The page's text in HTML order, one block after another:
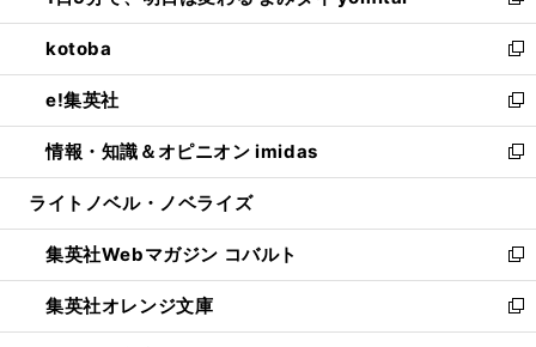
開
く
ウ
で
開
く
ン
ド
ウ
で
開
く
ウ
ィ
ン
ド
ウ
で
開
し
い
ウ
ィ
ン
ド
ウ
開
く
kotoba
新
し
い
ウ
ィ
ン
ウ
で
開
く
e!集英社
新
し
い
ウ
ン
ド
ウ
で
開
情報・知識＆オピニオン imidas
新
し
ウ
ィ
ン
ド
ウ
ライトノベル・ノベライズ
集英社Webマガジン コバルト
新
し
い
ウ
集英社オレンジ文庫
新
し